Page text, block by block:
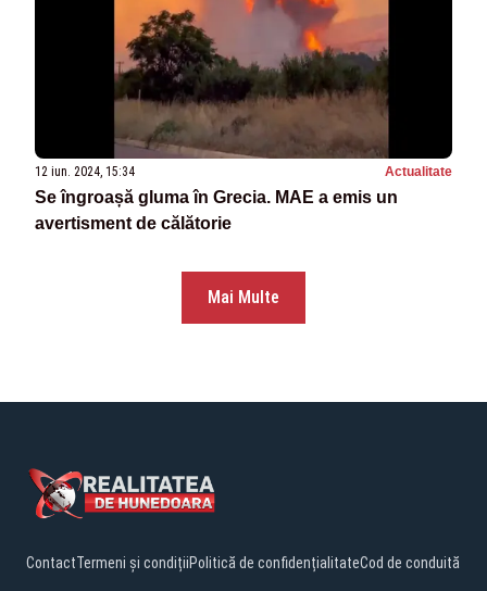
12 iun. 2024, 15:34 Actualitate
Se îngroașă gluma în Grecia. MAE a emis un
avertisment de călătorie
Mai Multe
ContactTermeni și condițiiPolitică de confidențialitateCod de conduită